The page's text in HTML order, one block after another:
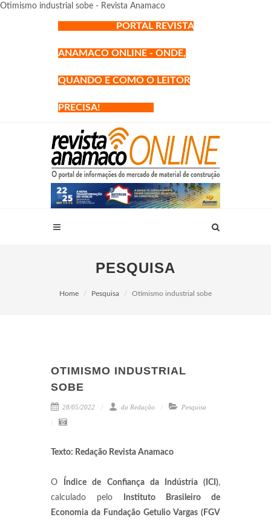
Otimismo industrial sobe - Revista Anamaco
PORTAL REVISTA
ANAMACO ONLINE - ONDE,
QUANDO E COMO O LEITOR
PRECISA!
PESQUISA
Home Pesquisa Otimismo industrial sobe
OTIMISMO INDUSTRIAL
SOBE
28/05/2022 da Redação Pesquisa
Texto: Redação Revista Anamaco
O Índice de Confiança da Indústria (ICI),
calculado pelo
Instituto Brasileiro de
Economia da Fundação Getulio Vargas (FGV